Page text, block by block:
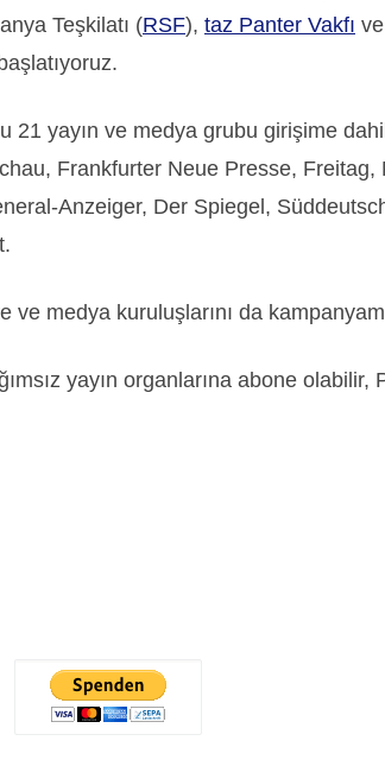
Teşkilatı (RSF), taz Panter Vakfı ve
21 yayın ve medya grubu girişime
Frankfurter Neue Presse,
Anzeiger, Der Spiegel,
medya kuruluşlarını da
yayın organlarına abone